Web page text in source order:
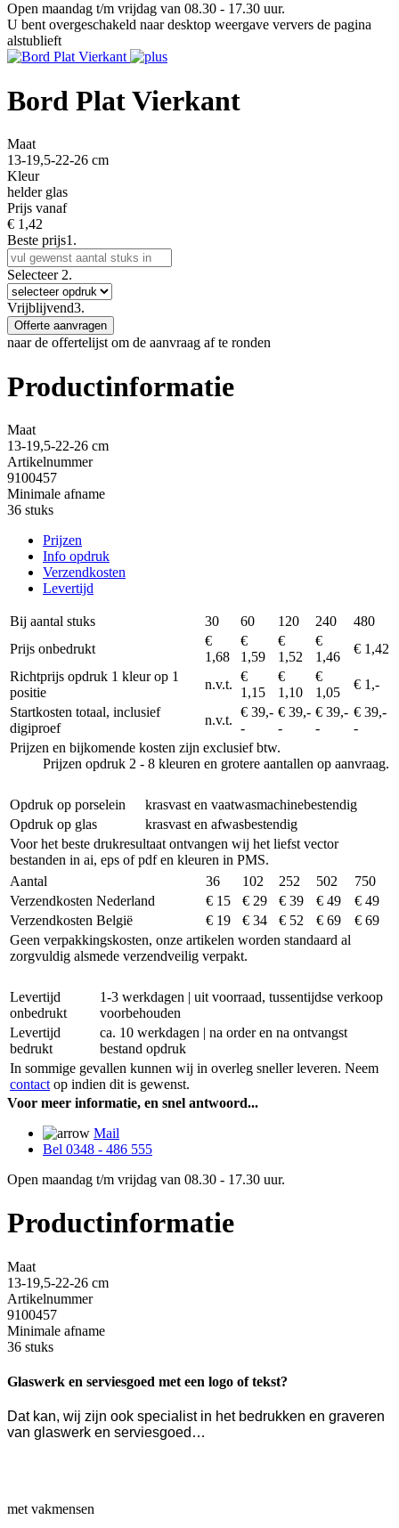
Open maandag t/m vrijdag van 08.30 - 17.30 uur.
U bent overgeschakeld naar desktop weergave ververs de pagina
alstublieft
Bord Plat Vierkant
Maat
13-19,5-22-26 cm
Kleur
helder glas
Prijs vanaf
€ 1,42
Beste prijs1.
Selecteer 2.
Vrijblijvend3.
Offerte aanvragen
naar de offertelijst om de aanvraag af te ronden
Productinformatie
Maat
13-19,5-22-26 cm
Artikelnummer
9100457
Minimale afname
36 stuks
Prijzen
Info opdruk
Verzendkosten
Levertijd
Bij aantal stuks 30 60 120 240
480
Prijs onbedrukt
€
1,68
€
1,59
€
1,52
€
1,46
€ 1,42
Richtprijs opdruk 1 kleur op 1
positie
n.v.t.
€
1,15
€
1,10
€
1,05
€ 1,-
Startkosten totaal, inclusief
digiproef
n.v.t.
€ 39,-
-
€ 39,-
-
€ 39,-
-
€ 39,-
-
Prijzen en bijkomende kosten zijn exclusief btw.
Prijzen opdruk 2 - 8 kleuren en grotere aantallen op aanvraag.
Opdruk op porselein
krasvast en vaatwasmachinebestendig
Opdruk op glas
krasvast en afwasbestendig
Voor het beste drukresultaat ontvangen wij het liefst vector
bestanden in ai, eps of pdf en kleuren in PMS.
Aantal
36 102 252 502
750
Verzendkosten Nederland
€ 15 € 29 € 39 € 49
€ 49
Verzendkosten België
€ 19 € 34 € 52 € 69
€ 69
Geen verpakkingskosten, onze artikelen worden standaard al
zorgvuldig alsmede verzendveilig verpakt.
Levertijd
onbedrukt
1-3 werkdagen | uit voorraad, tussentijdse verkoop
voorbehouden
Levertijd
bedrukt
ca. 10 werkdagen | na order en na ontvangst
bestand opdruk
In sommige gevallen kunnen wij in overleg sneller leveren. Neem
contact op indien dit is gewenst.
Voor meer informatie, en snel antwoord...
Mail
Bel 0348 - 486 555
Open maandag t/m vrijdag van 08.30 - 17.30 uur.
Productinformatie
Maat
13-19,5-22-26 cm
Artikelnummer
9100457
Minimale afname
36 stuks
Glaswerk en serviesgoed met een logo of tekst?
Dat kan, wij zijn ook specialist in het bedrukken en graveren
van glaswerk en serviesgoed…
met vakmensen